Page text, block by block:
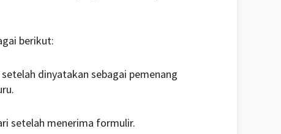
berikut:
dinyatakan sebagai pemenang
setelah menerima formulir.